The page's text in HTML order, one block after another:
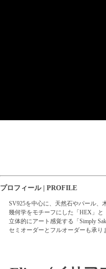
プロフィール | PROFILE
SV925を中心に、天然石やパール、
幾何学をモチーフにした「HEX」と
立体的にアート感覚する「Simply
セミオーダーとフルオーダーも承り